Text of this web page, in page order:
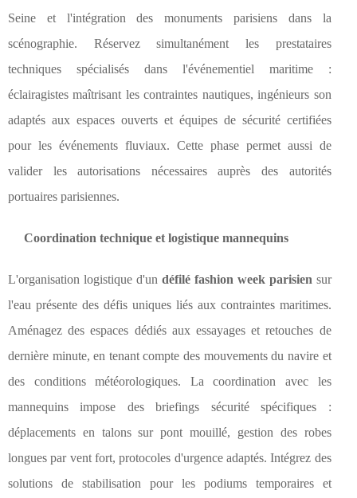
Seine et l'intégration des monuments parisiens dans la
scénographie. Réservez simultanément les prestataires
techniques spécialisés dans l'événementiel maritime :
éclairagistes maîtrisant les contraintes nautiques, ingénieurs son
adaptés aux espaces ouverts et équipes de sécurité certifiées
pour les événements fluviaux. Cette phase permet aussi de
valider les autorisations nécessaires auprès des autorités
portuaires parisiennes.
Coordination technique et logistique mannequins
L'organisation logistique d'un défilé fashion week parisien sur
l'eau présente des défis uniques liés aux contraintes maritimes.
Aménagez des espaces dédiés aux essayages et retouches de
dernière minute, en tenant compte des mouvements du navire et
des conditions météorologiques. La coordination avec les
mannequins impose des briefings sécurité spécifiques :
déplacements en talons sur pont mouillé, gestion des robes
longues par vent fort, protocoles d'urgence adaptés. Intégrez des
solutions de stabilisation pour les podiums temporaires et